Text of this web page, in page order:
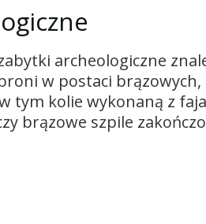
archeologiczne
w postaci brązowych,
tym kolie wykonaną z
brązowe szpile